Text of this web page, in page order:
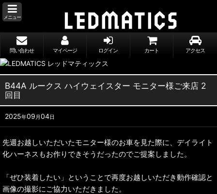
メニュー
問い合わせ マイページ ログイン カート アクセス
B44A ルークス ハイウェイスター モニター様ご来店 2
回目
2025年09 月04日
先週お越しいただいたモニター様のお車を見た際に、デイライト
化ハーネスもお作りできそうだったのでご提案しました。
「ぜひ装着したい」ということで再度お越しいただき動作確認と
画像の撮影にご協力いただきました。